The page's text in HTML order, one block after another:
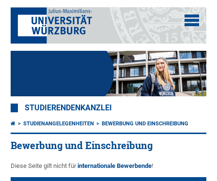
STUDIERENDENKANZLEI
STUDIENANGELEGENHEITEN BEWERBUNG UND EINSCHREIBUNG
Bewerbung und Einschreibung
Diese Seite gilt nicht fürinternationale Bewerbende!